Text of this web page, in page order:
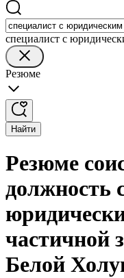
специалист с
Резюме
Найти
Резюме
должность
частичной
Белой